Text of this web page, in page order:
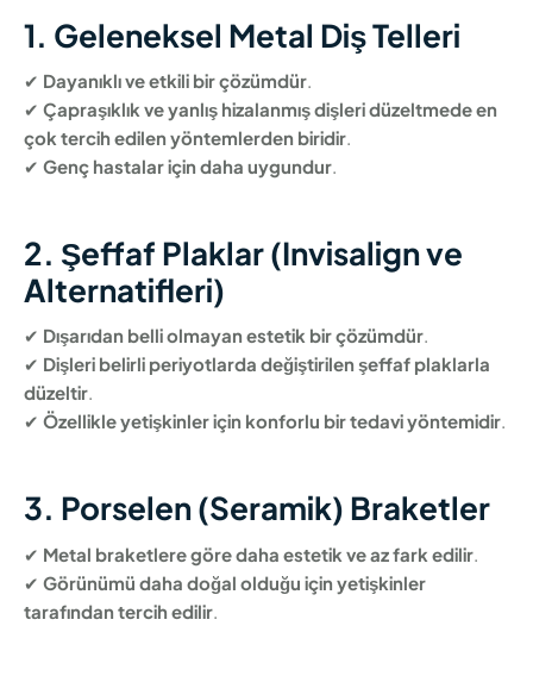
1. Geleneksel Metal Diş Telleri
✔ Dayanıklı ve etkili bir çözümdür.
✔ Çapraşıklık ve yanlış hizalanmış dişleri düzeltmede en
çok tercih edilen yöntemlerden biridir.
✔ Genç hastalar için daha uygundur.
2. Şeffaf Plaklar (Invisalign ve
Alternatifleri)
✔ Dışarıdan belli olmayan estetik bir çözümdür.
✔ Dişleri belirli periyotlarda değiştirilen şeffaf plaklarla
düzeltir.
✔ Özellikle yetişkinler için konforlu bir tedavi yöntemidir.
3. Porselen (Seramik) Braketler
✔ Metal braketlere göre daha estetik ve az fark edilir
✔ Görünümü daha doğal olduğu için yetişkinler
tarafından tercih edilir